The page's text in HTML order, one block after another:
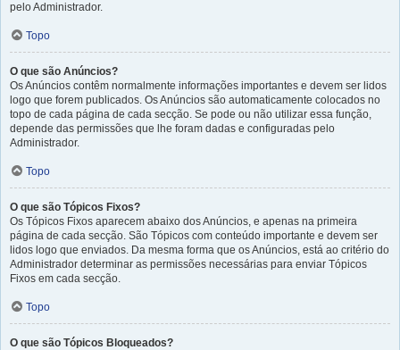
pelo Administrador.
Topo
O que são Anúncios?
Os Anúncios contêm normalmente informações importantes e devem ser lidos
logo que forem publicados. Os Anúncios são automaticamente colocados no
topo de cada página de cada secção. Se pode ou não utilizar essa função,
depende das permissões que lhe foram dadas e configuradas pelo
Administrador.
Topo
O que são Tópicos Fixos?
Os Tópicos Fixos aparecem abaixo dos Anúncios, e apenas na primeira
página de cada secção. São Tópicos com conteúdo importante e devem ser
lidos logo que enviados. Da mesma forma que os Anúncios, está ao critério do
Administrador determinar as permissões necessárias para enviar Tópicos
Fixos em cada secção.
Topo
O que são Tópicos Bloqueados?